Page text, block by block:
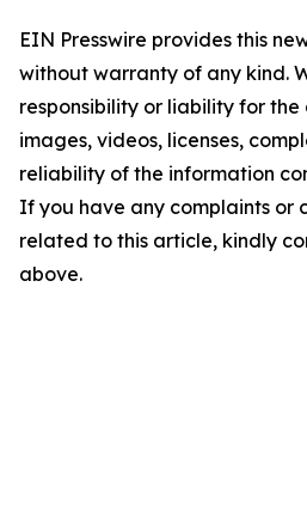
EIN Presswire provides this
without warranty of any kind.
responsibility or liability for
images, videos, licenses,
reliability of the information
If you have any complaints or
related to this article, kindly
above.